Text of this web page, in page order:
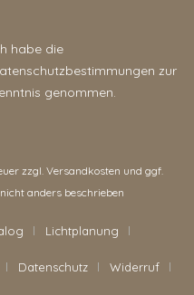
habe die
zur
genommen.
zzgl. Versandkosten und ggf.
anders beschrieben
Lichtplanung
Datenschutz Widerruf